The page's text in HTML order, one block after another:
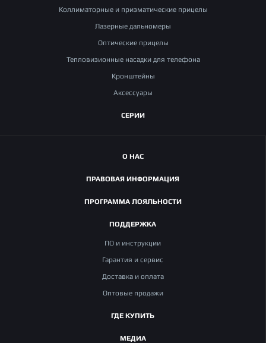
оборудования выдается на один год с момента продажи. В
России и Республике Беларусь имеется обширная сеть
сервисных центров, где возможно оперативно провести
Коллиматорные и призматические прицелы
Лазерные дальномеры
Оптические прицелы
Тепловизионные насадки для телефона
Кронштейны
Аксессуары
СЕРИИ
О НАС
ПРАВОВАЯ ИНФОРМАЦИЯ
ПРОГРАММА ЛОЯЛЬНОСТИ
ПОДДЕРЖКА
ПО и инструкции
Гарантия и сервис
Доставка и оплата
Оптовые продажи
ГДЕ КУПИТЬ
МЕДИА